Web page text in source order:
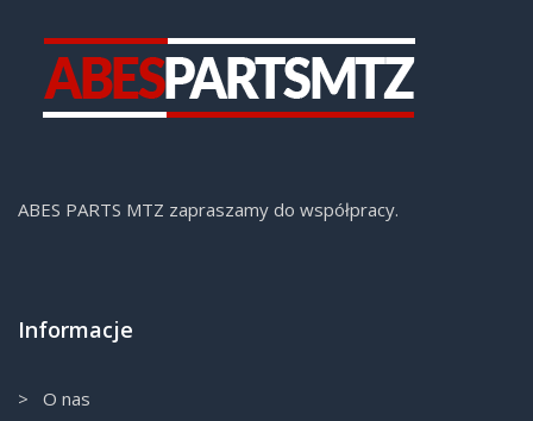
ABES PARTS MTZ zapraszamy do współpracy.
Informacje
> O nas